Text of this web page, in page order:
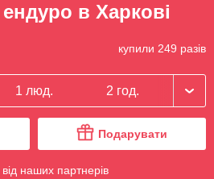
в Харкові
купили 249 разів
1 люд. 2 год.
Подарувати
наших партнерів